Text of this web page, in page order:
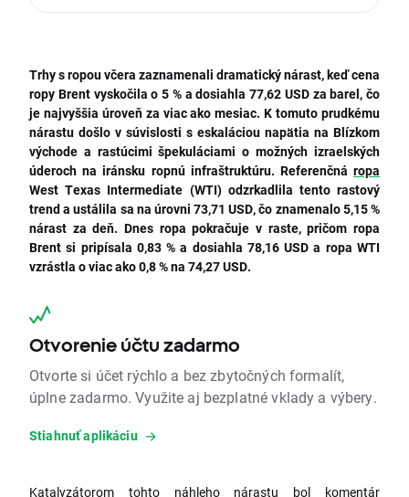
Trhy s ropou včera zaznamenali dramatický nárast, keď cena
ropy Brent vyskočila o 5 % a dosiahla 77,62 USD za barel, čo
je najvyššia úroveň za viac ako mesiac. K tomuto prudkému
nárastu došlo v súvislosti s eskaláciou napätia na Blízkom
východe a rastúcimi špekuláciami o možných izraelských
úderoch na iránsku ropnú infraštruktúru. Referenčnáropa
West Texas Intermediate (WTI) odzrkadlila tento rastový
trend a ustálila sa na úrovni 73,71 USD, čo znamenalo 5,15 %
nárast za deň. Dnes ropa pokračuje v raste, pričom ropa
Brent si pripísala 0,83 % a dosiahla 78,16 USD a ropa WTI
vzrástla o viac ako 0,8 % na 74,27 USD.
Otvorenie účtu zadarmo
Otvorte si účet rýchlo a bez zbytočných formalít,
úplne zadarmo. Využite aj bezplatné vklady a výbery.
Stiahnuť aplikáciu
Katalyzátorom tohto náhleho nárastu bol komentár